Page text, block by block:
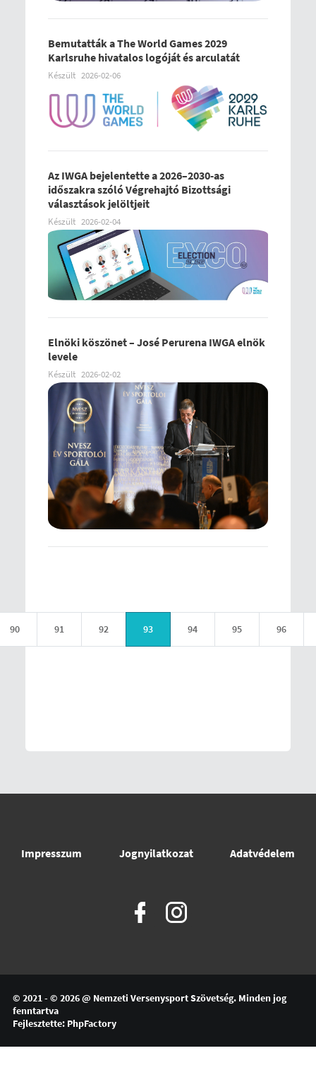
Bemutatták a The World Games 2029
Karlsruhe hivatalos logóját és arculatát
Készült 2026-02-06
Az IWGA bejelentette a 2026–2030-as
időszakra szóló Végrehajtó Bizottsági
választások jelöltjeit
Készült 2026-02-04
Elnöki köszönet – José Perurena IWGA elnök
levele
Készült 2026-02-02
90 91 92 93 94 95 96
Impresszum Jognyilatkozat Adatvédelem
© 2021 - © 2026 @ Nemzeti Versenysport Szövetség. Minden jog
fenntartva
Fejlesztette: PhpFactory